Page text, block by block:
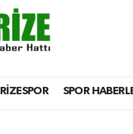
SPOR
Haritası